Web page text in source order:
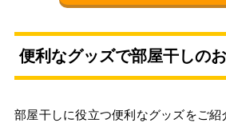
便利なグッズで部屋干しの
部屋干しに役立つ便利なグッズをご